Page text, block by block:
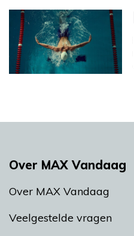
Over MAX Vandaag
Over MAX Vandaag
Veelgestelde vragen